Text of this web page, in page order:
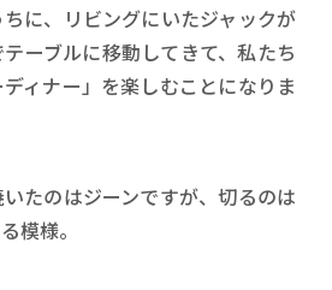
に、リビングにいたジャックが
ーブルに移動してきて、私たち
ィナー」を楽しむことになりま
たのはジーンですが、切るのは
模様。